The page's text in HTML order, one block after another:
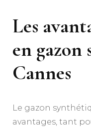
Les
en gazon
Cannes
Le gazon
avantages, tant